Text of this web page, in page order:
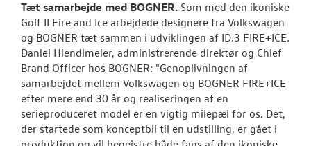
Tæt samarbejde med BOGNER. Som med den ikoniske
Golf II Fire and Ice arbejdede designere fra Volkswagen
og BOGNER tæt sammen i udviklingen af ID.3 FIRE+ICE.
Daniel Hiendlmeier, administrerende direktør og Chief
Brand Officer hos BOGNER: "Genoplivningen af
samarbejdet mellem Volkswagen og BOGNER FIRE+ICE
efter mere end 30 år og realiseringen af en
serieproduceret model er en vigtig milepæl for os. Det,
der startede som konceptbil til en udstilling, er gået i